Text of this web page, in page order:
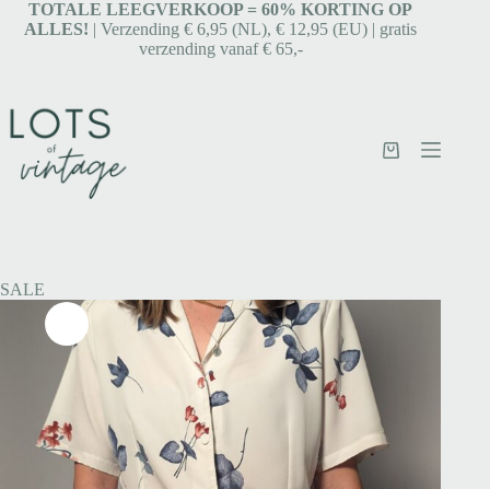
TOTALE LEEGVERKOOP = 60% KORTING OP
ALLES! | Verzending € 6,95 (NL), € 12,95 (EU) | gratis
verzending vanaf € 65,-
SALE